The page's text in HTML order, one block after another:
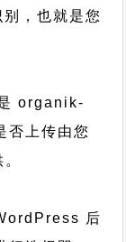
，也就是您
organik-
否上传由您
后